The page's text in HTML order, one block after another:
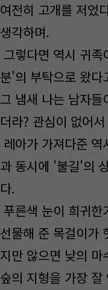
여전히 고개를 저었
생각하며.
그렇다면 역시 귀
분'의 부탁으로 왔다
그 냄새 나는 남자
더라? 관심이 없어
레아가 가져다준
과 동시에 '불길'의
다.
푸른색 눈이 희귀
선물해 준 목걸이가
지만 않으면 낮의
숲의 지형을 가장